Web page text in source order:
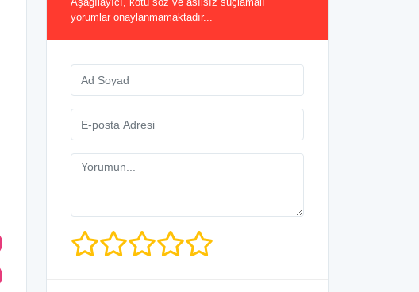
yorumlar onaylanmamaktadır...